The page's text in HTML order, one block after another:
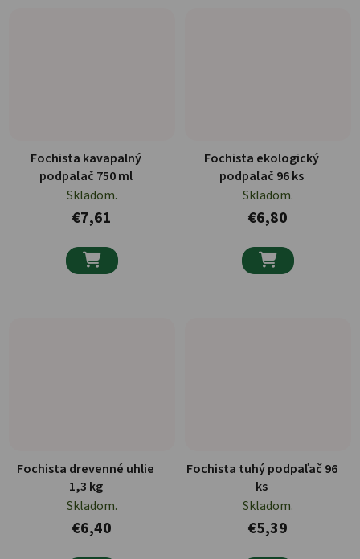
Fochista kavapalný
podpaľač 750 ml
Skladom.
€7,61

Fochista ekologický
podpaľač 96 ks
Skladom.
€6,80

Fochista drevenné uhlie
1,3 kg
Skladom.
€6,40
Fochista tuhý podpaľač 96
ks
Skladom.
€5,39